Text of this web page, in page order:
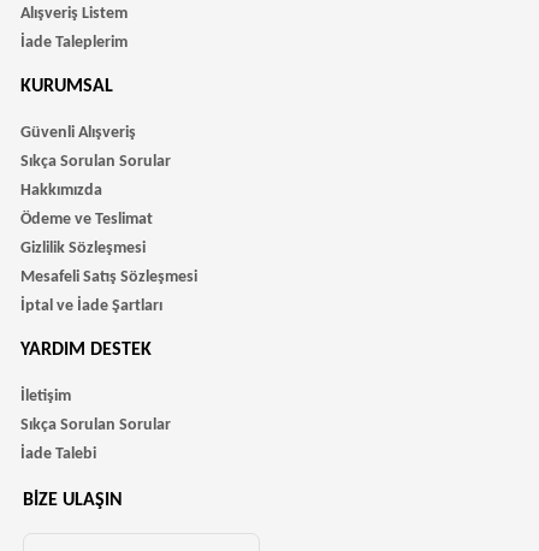
Alışveriş Listem
İade Taleplerim
KURUMSAL
Güvenli Alışveriş
Sıkça Sorulan Sorular
Hakkımızda
Ödeme ve Teslimat
Gizlilik Sözleşmesi
Mesafeli Satış Sözleşmesi
İptal ve İade Şartları
YARDIM DESTEK
İletişim
Sıkça Sorulan Sorular
İade Talebi
BIZE ULAŞIN